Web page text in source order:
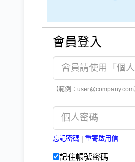
會員登入
【範例：user@company.com
忘記密碼 重寄啟用信
記住帳號密碼